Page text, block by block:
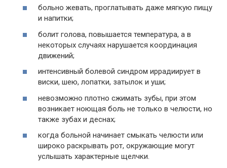
больно жевать, проглатывать даже мягкую пищу
и напитки;
болит голова, повышается температура, а в
некоторых случаях нарушается координация
движений;
интенсивный болевой синдром иррадиирует в
виски, шею, лопатки, затылок и уши;
невозможно плотно сжимать зубы, при этом
возникает ноющая боль не только в челюсти, но
также зубах и деснах;
когда больной начинает смыкать челюсти или
широко раскрывать рот, окружающие могут
услышать характерные щелчки.